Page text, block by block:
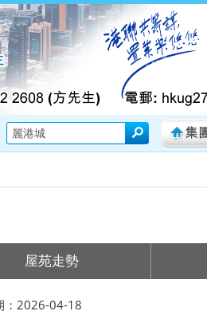
屋苑走勢
：2026-04-18